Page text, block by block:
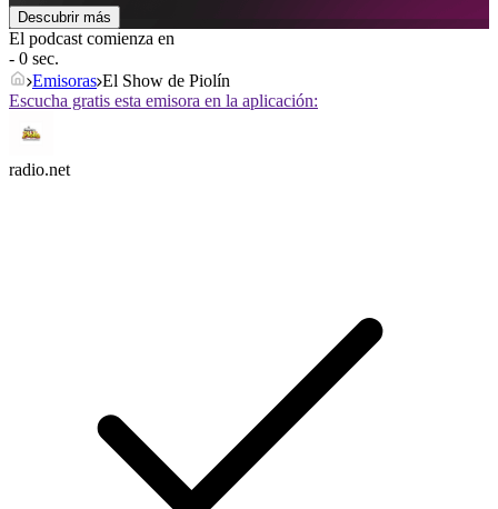
Descubrir más
El podcast comienza en
- 0 sec.
Emisoras El Show de Piolín
Escucha gratis esta emisora en la aplicación:
radio.net